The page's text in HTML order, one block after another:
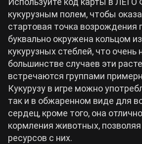
кукурузным полем, чтобы
стартовая точка возрождения
буквально окружена кольцом
кукурузных стеблей, что очень
большинстве случаев эти
встречаются группами
Кукурузу в игре можно
так и в обжаренном виде для
сердец, кроме того, она
кормления животных, позволяя
ресурсов с них.